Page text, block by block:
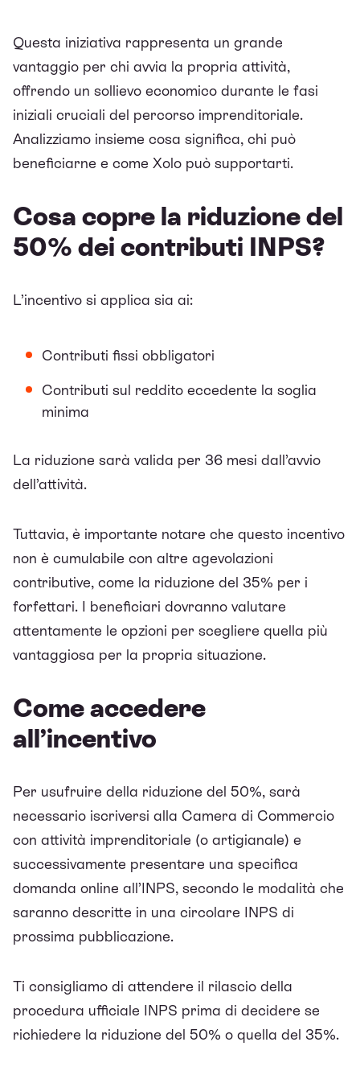
Questa iniziativa rappresenta un grande
vantaggio per chi avvia la propria attività,
offrendo un sollievo economico durante le fasi
iniziali cruciali del percorso imprenditoriale.
Analizziamo insieme cosa significa, chi può
beneficiarne e come Xolo può supportarti.
Cosa copre la riduzione del
50% dei contributi INPS?
L’incentivo si applica sia ai:
Contributi fissi obbligatori
Contributi sul reddito eccedente la soglia
minima
La riduzione sarà valida per 36 mesi dall’avvio
dell’attività.
Tuttavia, è importante notare che questo incentivo
non è cumulabile con altre agevolazioni
contributive, come la riduzione del 35% per i
forfettari. I beneficiari dovranno valutare
attentamente le opzioni per scegliere quella più
vantaggiosa per la propria situazione.
Come accedere
all’incentivo
Per usufruire della riduzione del 50%, sarà
necessario iscriversi alla Camera di Commercio
con attività imprenditoriale (o artigianale) e
successivamente presentare una specifica
domanda online all’INPS, secondo le modalità che
saranno descritte in una circolare INPS di
prossima pubblicazione.
Ti consigliamo di attendere il rilascio della
procedura ufficiale INPS prima di decidere se
richiedere la riduzione del 50% o quella del 35%.